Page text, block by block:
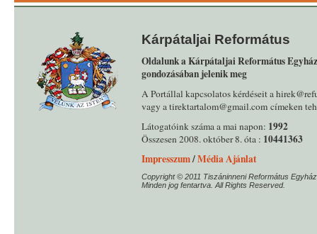
Kárpátaljai Református
Oldalunk a Kárpátaljai Református
gondozásában jelenik meg
A Portállal kapcsolatos kérdéseit a
vagy a tirektartalom@gmail.com címeken
Látogatóink száma a mai napon: 1992
Összesen 2008. október 8. óta : 10441363
Impresszum/Média Ajánlat
Copyright © 2011 Tiszáninneni Református
Minden jog fentartva. All Rights Reserved.